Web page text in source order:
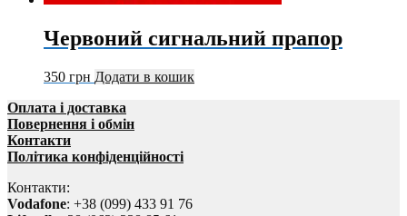
Червоний сигнальний прапор
350 грн Додати в кошик
Оплата і доставка
Повернення і обмін
Контакти
Політика конфіденційності
Контакти:
Vodafone: +38 (099) 433 91 76